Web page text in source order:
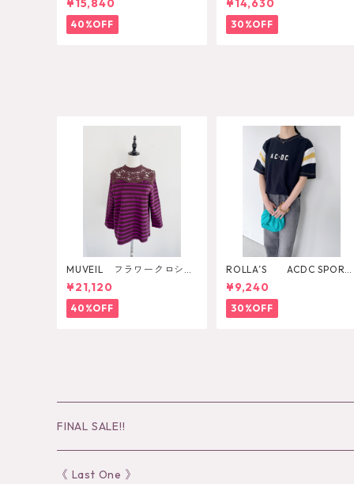
¥15,840
40%OFF
¥14,630
30%OFF
MUVEIL フラワークロシェ
カットソー
¥21,120
40%OFF
ROLLA’S ACDC SPORT
SPLICE TEE
¥9,240
30%OFF
FINAL SALE!!
30％OFF
《 Last One 》